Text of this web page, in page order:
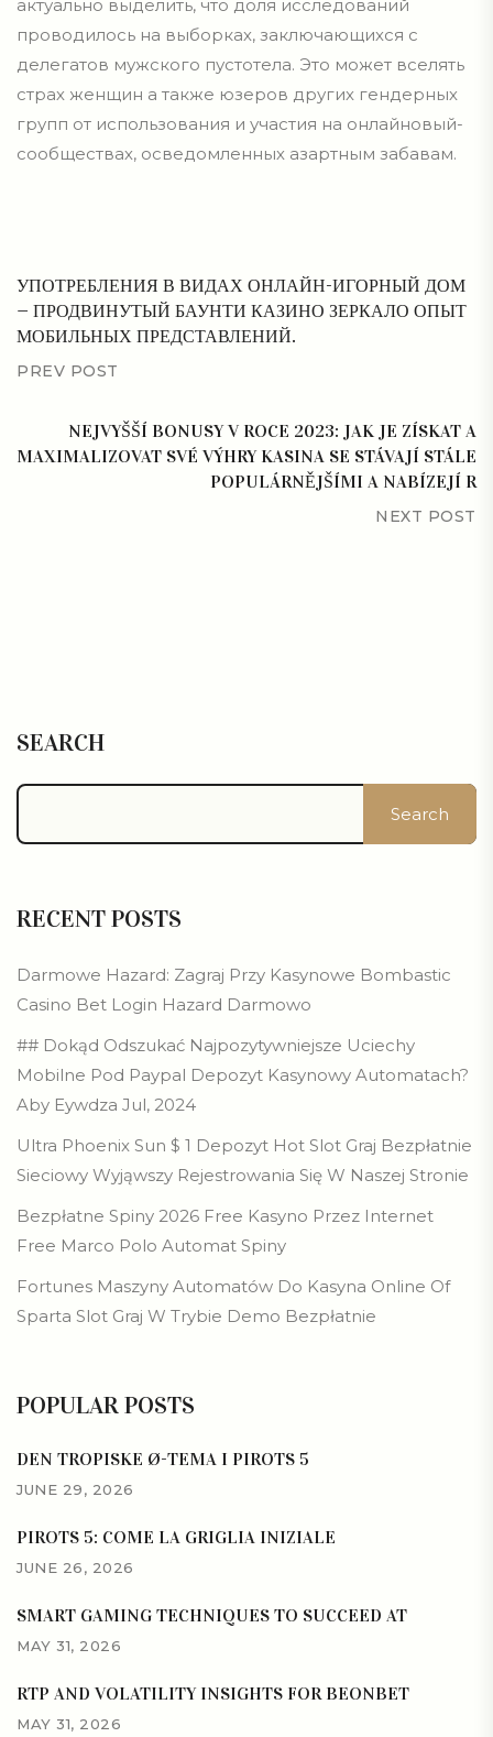
актуально выделить, что доля исследований
проводилось на выборках, заключающихся с
делегатов мужского пустотела. Это может вселять
страх женщин а также юзеров других гендерных
групп от использования и участия на онлайновый-
сообществах, осведомленных азартным забавам.
УПОТРЕБЛЕНИЯ В ВИДАХ ОНЛАЙН-ИГОРНЫЙ ДОМ
— ПРОДВИНУТЫЙ БАУНТИ КАЗИНО ЗЕРКАЛО ОПЫТ
МОБИЛЬНЫХ ПРЕДСТАВЛЕНИЙ.
PREV POST
NEJVYŠŠÍ BONUSY V ROCE 2023: JAK JE ZÍSKAT A
MAXIMALIZOVAT SVÉ VÝHRY KASINA SE STÁVAJÍ STÁLE
POPULÁRNĚJŠÍMI A NABÍZEJÍ R
NEXT POST
SEARCH
Search
RECENT POSTS
Darmowe Hazard: Zagraj Przy Kasynowe Bombastic
Casino Bet Login Hazard Darmowo
## Dokąd Odszukać Najpozytywniejsze Uciechy
Mobilne Pod Paypal Depozyt Kasynowy Automatach?
Aby Eywdza Jul, 2024
Ultra Phoenix Sun $ 1 Depozyt Hot Slot Graj Bezpłatnie
Sieciowy Wyjąwszy Rejestrowania Się W Naszej Stronie
Bezpłatne Spiny 2026 Free Kasyno Przez Internet
Free Marco Polo Automat Spiny
Fortunes Maszyny Automatów Do Kasyna Online Of
Sparta Slot Graj W Trybie Demo Bezpłatnie
POPULAR POSTS
DEN TROPISKE Ø-TEMA I PIROTS 5
JUNE 29, 2026
PIROTS 5: COME LA GRIGLIA INIZIALE
JUNE 26, 2026
SMART GAMING TECHNIQUES TO SUCCEED AT
MAY 31, 2026
RTP AND VOLATILITY INSIGHTS FOR BEONBET
MAY 31, 2026